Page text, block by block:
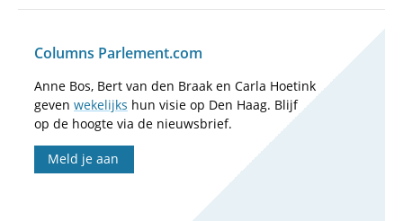
Columns Parlement.com
Anne Bos, Bert van den Braak en Carla Hoetink
geven wekelijks hun visie op Den Haag. Blijf
op de hoogte via de nieuwsbrief.
Meld je aan